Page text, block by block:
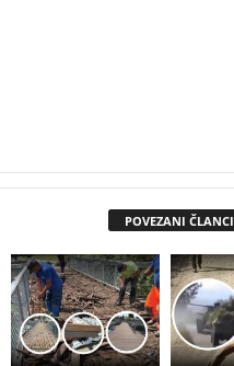
POVEZANI ČLANCI